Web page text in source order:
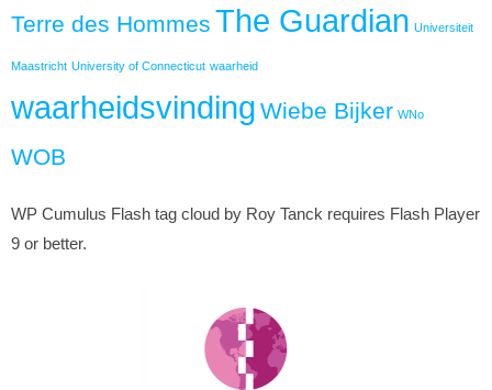
Terre des Hommes The Guardian Universiteit
Maastricht University of Connecticut waarheid
waarheidsvinding Wiebe Bijker WNo
WOB
WP Cumulus Flash tag cloud by Roy Tanck requires Flash Player
9 or better.